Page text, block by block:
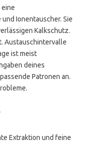
Ionentauscher. Sie
Kalkschutz.
Austauschintervalle
ist meist
deines
Patronen an.
Extraktion und feine